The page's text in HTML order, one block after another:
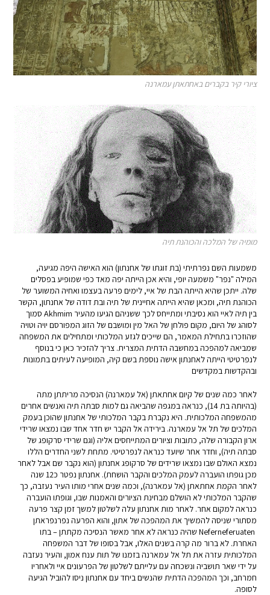
ציורי קיר בקברים באחתאתן עמארנה
מומיה של המלכה והכוהנת תיה
משמעות השם נפרתיתי (בת זוגתו של אחנתון) הוא האישה היפה מגיעה,
המילה "נפר" משמעה יופי, והיא אכן הייתה יפה מאד כפי שמופיע בפסלים
שלה. ייתכן שהיא הייתה הבת של איי, לימים פרעה בעצמו ואחיה המשוער של
הכוהנת תיה, ומכאן שהיא הייתה אחיינית של תיה ובת דודה של אחנתון, הקשר
בין תיה לאיי הוא נסיבתי ומתייחס לכך ששניהם הגיעו מהעיר Akhmim סמוך
לסוהג של היום, מקום פולחן של האל מין ומושבם של הזוג המפורסם יויה וטויה
שהוזכרו בתחילת המאמר, הם שייכים לגזע המלכותי ומתחילים את המשפחה
שמביאה למהפכה במחשבה הדתית המצרית. צריך להזכיר כאן כי בנוסף
לנפרטיטי הייתה לאחנתון אישה נוספת בשם קיה, המופיעה לעיתים בתמונות
ובהקדשות במקדשים
לאחר כמה שנים של קיום אחתאתן (אל עמארנה) הנסיכה מריתתן מתה
(בהיותה בת 14), כנראה במגפה שהביאה גם למות סבתה תיה ואנשים אחרים
מהמשפחה המלכותית. היא נקברת בקבר המלכותי של אחנתון שהוכן בעמק
המלכים של תל אל עמארנה. בירידה אל הקבר יש חדר אחד שבו נמצאו שרידי
ארון הקבורה שלה, כתובות וציורים המתייחסים אליה (וגם שרידי סרקופג של
סבתה תיה), וחדר אחר שיועד כנראה לנפרטיטי. מתחת לשני החדרים הללו
נמצא האולם שבו נמצאו שרידים של סרקופג אחנתון (הוא נקבר שם אבל לאחר
מכן גופתו הועברה לעמק המלכים והקבר הושחת). אחנתון נפטר כ12 שנה
לאחר הקמת אחתאתן (אל עמארנה), וכמה שנים אחרי מותו העיר נעזבה, כך
שהקבר המלכותי לא הושלם מבחינת הציורים והאמנות שבו, וגופתו הועברה
כנראה למקום אחר. לאחר מות אחנתון עלה לשלטון למשך זמן קצר פרעה
מסתורי שניסה להמשיך את המהפכה של אתון, והוא הפרעה נפרנפראתן
Neferneferuaten שהיה כנראה לא אחר מאשר הנסיכה מקתתן – בתו
האחרת. לא ברור מה קרה בשנים האלו, אבל בסופו של דבר המשפחה
המלכותית עזרה את תל אל עמארנה בזמנו של תות ענח אמון, והעיר נעזבה
על ידי שאר תושביה ונשכחה עם עלייתם לשלטון של הפרעונים איי ולאחריו
חמרחב, וכך המהפכה הדתית שהנשים ביחד עם אחנתון ניסו להוביל הגיעה
לסופה.